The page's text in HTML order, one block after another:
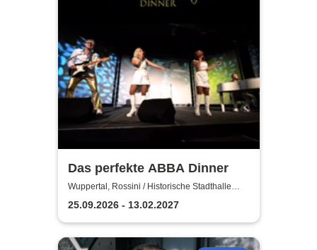
Das perfekte ABBA Dinner
Wuppertal, Rossini / Historische Stadthalle
Wuppertal
25.09.2026 - 13.02.2027